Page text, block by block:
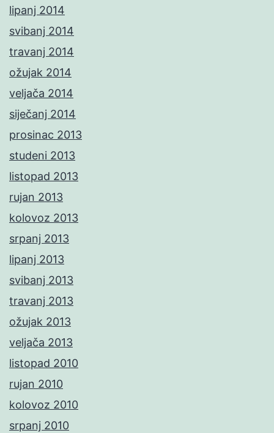
lipanj 2014
svibanj 2014
travanj 2014
ožujak 2014
veljača 2014
siječanj 2014
prosinac 2013
studeni 2013
listopad 2013
rujan 2013
kolovoz 2013
srpanj 2013
lipanj 2013
svibanj 2013
travanj 2013
ožujak 2013
veljača 2013
listopad 2010
rujan 2010
kolovoz 2010
srpanj 2010